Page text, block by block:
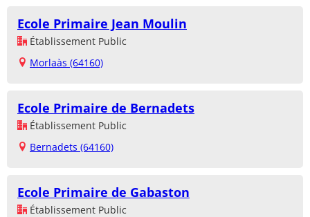
Ecole Primaire Jean Moulin
Établissement Public
Morlaàs (64160)
Ecole Primaire de Bernadets
Établissement Public
Bernadets (64160)
Ecole Primaire de Gabaston
Établissement Public